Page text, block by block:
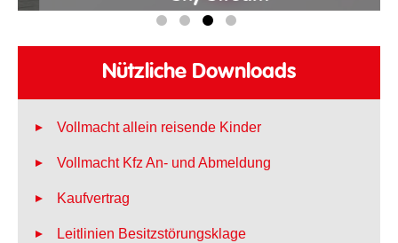
Nützliche Downloads
Vollmacht allein reisende Kinder
Vollmacht Kfz An- und Abmeldung
Kaufvertrag
Leitlinien Besitzstörungsklage